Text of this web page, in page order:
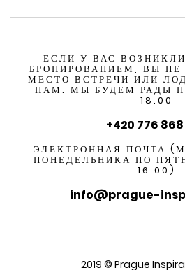
ЕСЛИ У ВАС
БРОНИРОВАНИЕМ, ВЫ
МЕСТО ВСТРЕЧИ ИЛИ
НАМ. МЫ БУДЕМ РАДЫ
18:00
+420 776
ЭЛЕКТРОННАЯ ПОЧТА
ПОНЕДЕЛЬНИКА ПО
16:00)
info@prague-
2019 © Prague